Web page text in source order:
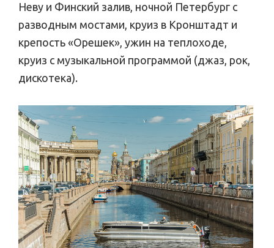
Неву и Финский залив, ночной Петербург с
разводным мостами, круиз в Кронштадт и
крепость «Орешек», ужин на теплоходе,
круиз с музыкальной программой (джаз, рок,
дискотека).